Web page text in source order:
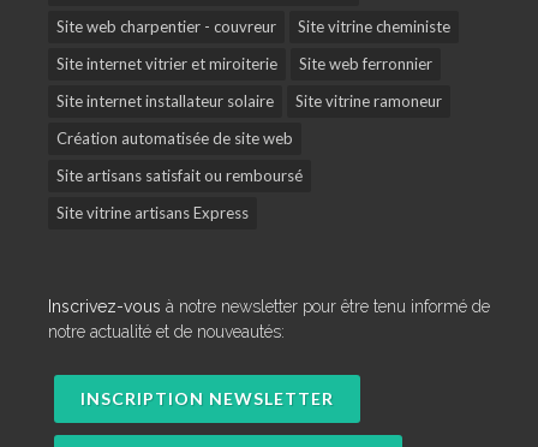
Site web charpentier - couvreur
Site vitrine cheministe
Site internet vitrier et miroiterie
Site web ferronnier
Site internet installateur solaire
Site vitrine ramoneur
Création automatisée de site web
Site artisans satisfait ou remboursé
Site vitrine artisans Express
Inscrivez-vous à notre newsletter pour être tenu informé de
notre actualité et de nouveautés:
INSCRIPTION NEWSLETTER